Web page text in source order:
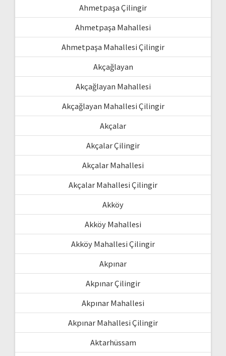
Ahmetpaşa Çilingir
Ahmetpaşa Mahallesi
Ahmetpaşa Mahallesi Çilingir
Akçağlayan
Akçağlayan Mahallesi
Akçağlayan Mahallesi Çilingir
Akçalar
Akçalar Çilingir
Akçalar Mahallesi
Akçalar Mahallesi Çilingir
Akköy
Akköy Mahallesi
Akköy Mahallesi Çilingir
Akpınar
Akpınar Çilingir
Akpınar Mahallesi
Akpınar Mahallesi Çilingir
Aktarhüssam